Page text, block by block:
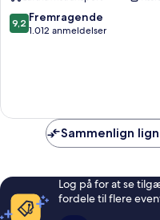
9.2
ud
9,2 Fremragende
1.012 anmeldelser
Sammenlign
Log på for at se
fordele til flere